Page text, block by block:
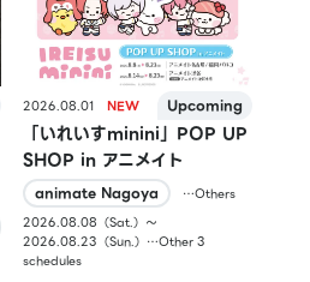
2026.08.01
「いれいすminini」POP UP
SHOP in アニメイト
animate Nagoya
…Others
2026.08.08（Sat.）〜
2026.08.23（Sun.）…Other 3
schedules